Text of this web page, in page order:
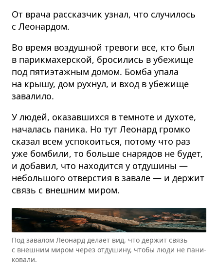
От врача рассказчик узнал, что случилось
с Леонардом.
Во время воздушной тревоги все, кто был
в парикмахерской, бросились в убежище
под пятиэтажным домом. Бомба упала
на крышу, дом рухнул, и вход в убежище
завалило.
У людей, оказавшихся в темноте и духоте,
началась паника. Но тут Леонард громко
сказал всем успокоиться, потому что раз
уже бомбили, то больше снарядов не будет,
и добавил, что находится у отдушины —
небольшого отверстия в завале — и держит
связь с внешним миром.
Под зава­лом Лео­нард делает вид, что дер­жит связь
с внеш­ним миром через отду­шину, чтобы люди не пани­
ко­вали.